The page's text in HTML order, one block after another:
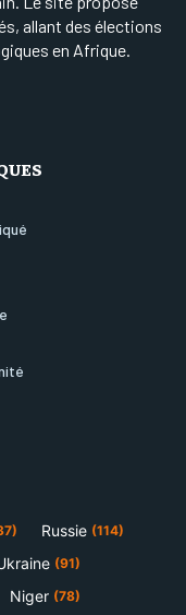
allant des élections
en Afrique.
Russie (114)
(91)
Niger (78)